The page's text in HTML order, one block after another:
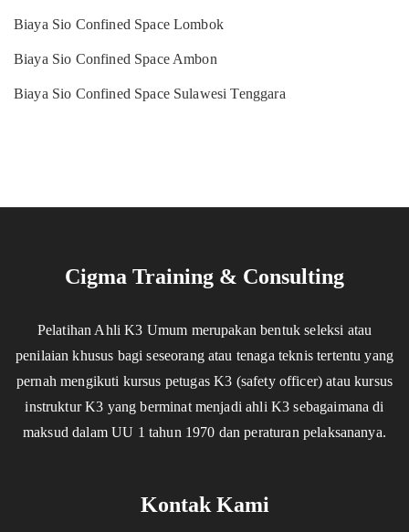
Biaya Sio Confined Space Lombok
Biaya Sio Confined Space Ambon
Biaya Sio Confined Space Sulawesi Tenggara
Cigma Training & Consulting
Pelatihan Ahli K3 Umum merupakan bentuk seleksi atau
penilaian khusus bagi seseorang atau tenaga teknis tertentu yang
pernah mengikuti kursus petugas K3 (safety officer) atau kursus
instruktur K3 yang berminat menjadi ahli K3 sebagaimana di
maksud dalam UU 1 tahun 1970 dan peraturan pelaksananya.
Kontak Kami